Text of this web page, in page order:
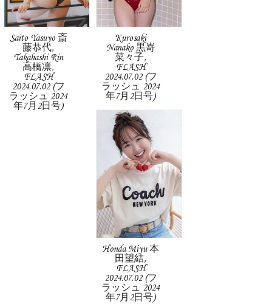
Saito Yasuyo 斎
藤恭代,
Takahashi Rin
高橋凛,
FLASH
2024.07.02 (フ
ラッシュ 2024
年7月2日号)
Kurosaki
Nanako 黒嵜
菜々子,
FLASH
2024.07.02 (フ
ラッシュ 2024
年7月2日号)
Honda Miyu 本
田望結,
FLASH
2024.07.02 (フ
ラッシュ 2024
年7月2日号)